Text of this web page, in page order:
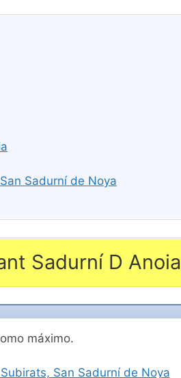
Sadurní de Noya
Sadurní D Anoia
máximo.
San Sadurní de Noya